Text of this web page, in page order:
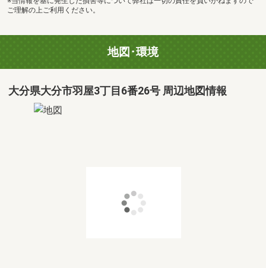
ご理解の上ご利用ください。
地図･環境
大分県大分市羽屋3丁目6番26号 周辺地図情報